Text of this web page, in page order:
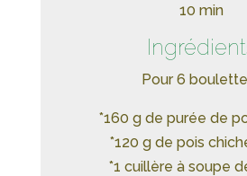
10 min
Pour 6
*160 g de purée de
*120 g de pois
*1 cuillère à soupe